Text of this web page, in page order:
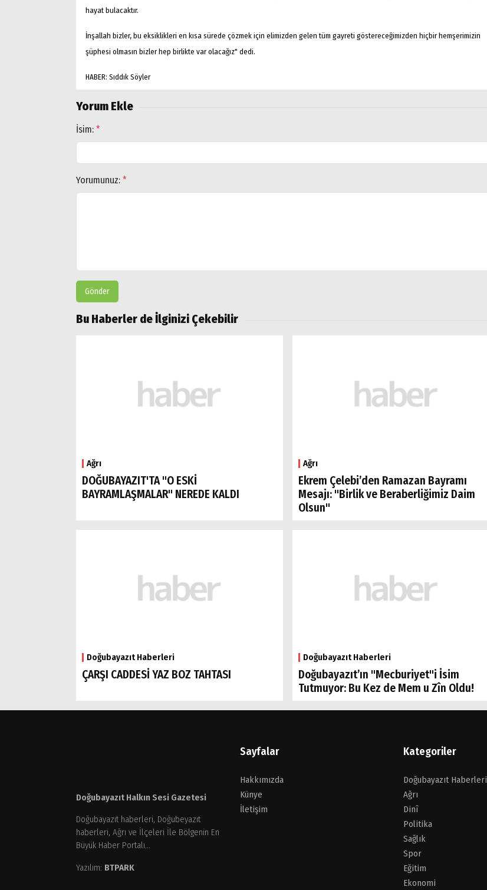
hayat bulacaktır.
İnşallah bizler, bu eksiklikleri en kısa sürede çözmek için elimizden gelen tüm gayreti göstereceğimizden hiçbir hemşerimizin
şüphesi olmasın bizler hep birlikte var olacağız" dedi.
HABER: Sıddık Söyler
Yorum Ekle
İsim: *
Yorumunuz: *
Gönder
Bu Haberler de İlginizi Çekebilir
Ağrı
DOĞUBAYAZIT'TA "O ESKİ
BAYRAMLAŞMALAR" NEREDE KALDI
Ağrı
Ekrem Çelebi’den Ramazan Bayramı
Mesajı: "Birlik ve Beraberliğimiz Daim
Olsun"
Doğubayazıt Haberleri
ÇARŞI CADDESİ YAZ BOZ TAHTASI
Doğubayazıt Haberleri
Doğubayazıt’ın "Mecburiyet"i İsim
Tutmuyor: Bu Kez de Mem u Zîn Oldu!
Doğubayazıt Halkın Sesi Gazetesi
Doğubayazıt haberleri, Doğubeyazıt
haberleri, Ağrı ve İlçeleri İle Bölgenin En
Büyük Haber Portalı...
Yazılım: BTPARK
Sayfalar
Hakkımızda
Künye
İletişim
Kategoriler
Doğubayazıt Haberleri
Ağrı
Dinî
Politika
Sağlık
Spor
Eğitim
Ekonomi